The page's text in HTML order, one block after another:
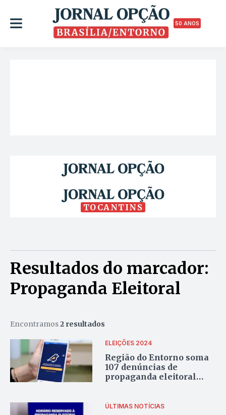
50 ANOS
TOCANTINS
Resultados do marcador:
Propaganda Eleitoral
Encontramos2 resultados
ELEIÇÕES 2024
Região do Entorno soma
107 denúncias de
propaganda eleitoral
ÚLTIMAS NOTÍCIAS